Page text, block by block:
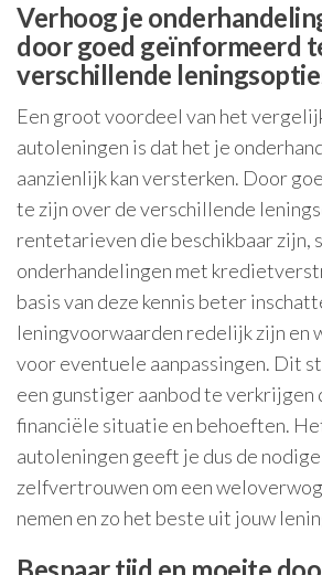
Verhoog je
door goed geïnformeerd
verschillende
Een groot voordeel van het
autoleningen is dat het je
aanzienlijk kan versterken. Door
te zijn over de verschillende
rentetarieven die beschikbaar zijn,
onderhandelingen met
basis van deze kennis beter
leningvoorwaarden redelijk zijn en
voor eventuele aanpassingen. Dit
een gunstiger aanbod te verkrijgen
financiële situatie en behoeften.
autoleningen geeft je dus de
zelfvertrouwen om een
nemen en zo het beste uit jouw